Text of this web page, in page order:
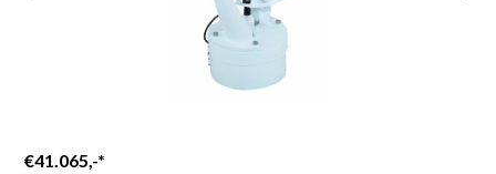
€41.065,-*